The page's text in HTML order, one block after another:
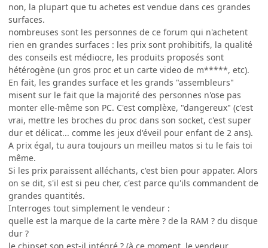
non, la plupart que tu achetes est vendue dans ces grandes
surfaces.
nombreuses sont les personnes de ce forum qui n'achetent
rien en grandes surfaces : les prix sont prohibitifs, la qualité
des conseils est médiocre, les produits proposés sont
hétérogène (un gros proc et un carte video de m*****, etc).
En fait, les grandes surface et les grands "assembleurs"
misent sur le fait que la majorité des personnes n'ose pas
monter elle-même son PC. C'est complèxe, "dangereux" (c'est
vrai, mettre les broches du proc dans son socket, c'est super
dur et délicat... comme les jeux d'éveil pour enfant de 2 ans).
A prix égal, tu aura toujours un meilleu matos si tu le fais toi
même.
Si les prix paraissent alléchants, c'est bien pour appater. Alors
on se dit, s'il est si peu cher, c'est parce qu'ils commandent de
grandes quantités.
Interroges tout simplement le vendeur :
quelle est la marque de la carte mère ? de la RAM ? du disque
dur ?